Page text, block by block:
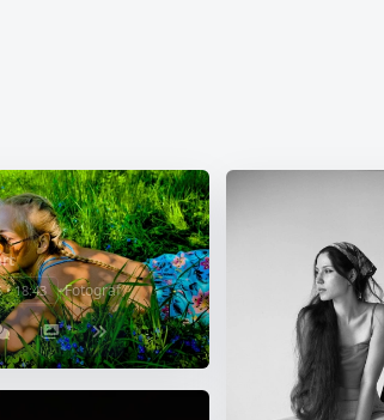
• 18:43 •Fotograf